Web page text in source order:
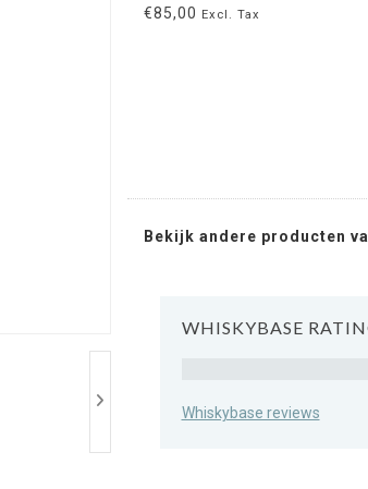
€85,00 Excl. Tax
Bekijk andere producten
WHISKYBASE
Whiskybase reviews